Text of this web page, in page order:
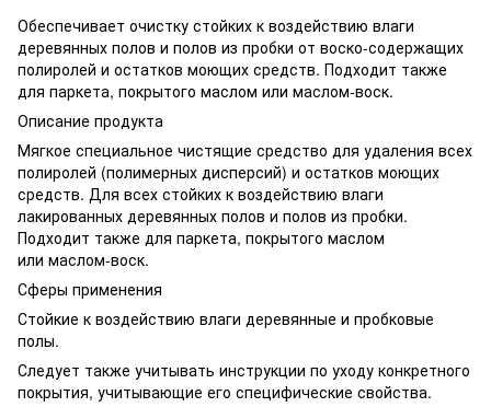
Обеспечивает очистку стойких к воздействию влаги
деревянных полов и полов из пробки от воско-содержащих
полиролей и остатков моющих средств. Подходит также
для паркета, покрытого маслом или маслом-воск.
Описание продукта
Мягкое специальное чистящие средство для удаления всех
полиролей (полимерных дисперсий) и остатков моющих
средств. Для всех стойких к воздействию влаги
лакированных деревянных полов и полов из пробки.
Подходит также для паркета, покрытого маслом
или маслом-воск.
Сферы применения
Стойкие к воздействию влаги деревянные и пробковые
полы.
Следует также учитывать инструкции по уходу конкретного
покрытия, учитывающие его специфические свойства.